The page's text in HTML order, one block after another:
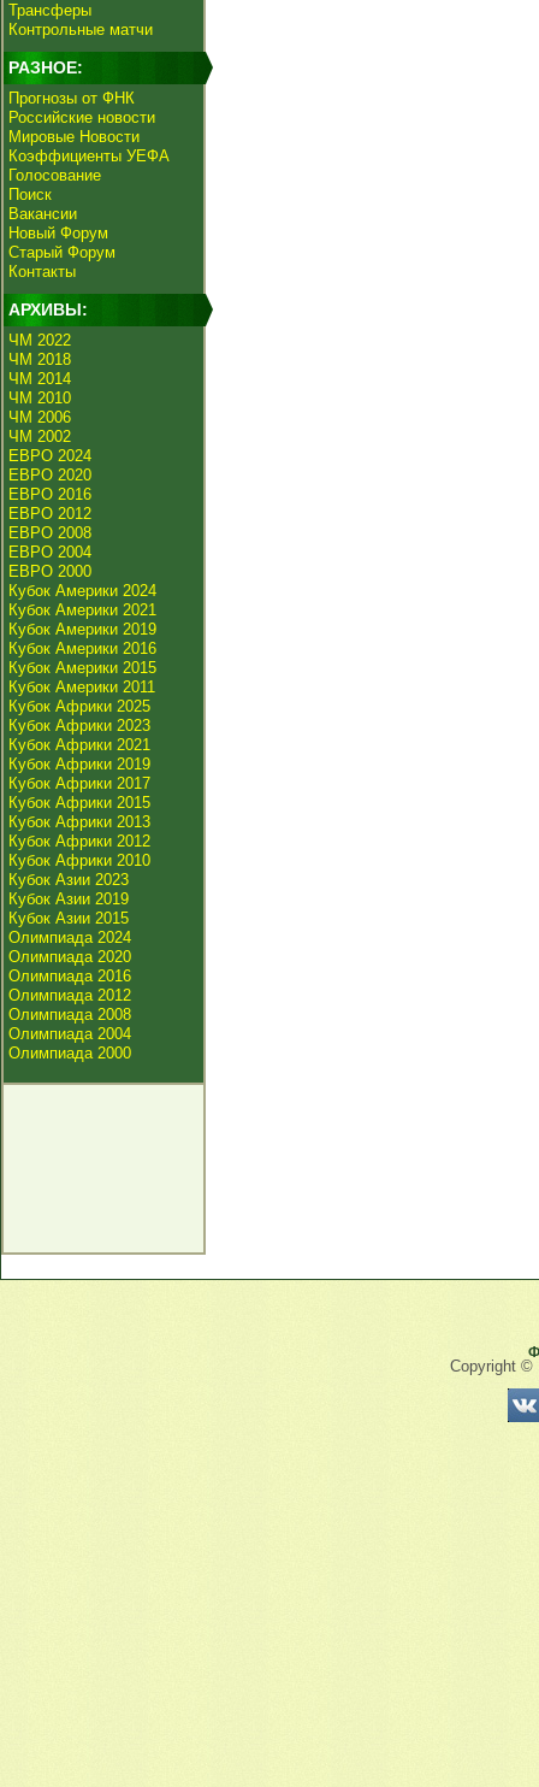
Трансферы
Контрольные матчи
РАЗНОЕ:
Прогнозы от ФНК
Российские новости
Мировые Новости
Коэффициенты УЕФА
Голосование
Поиск
Вакансии
Новый Форум
Старый Форум
Контакты
АРХИВЫ:
ЧМ 2022
ЧМ 2018
ЧМ 2014
ЧМ 2010
ЧМ 2006
ЧМ 2002
ЕВРО 2024
ЕВРО 2020
ЕВРО 2016
ЕВРО 2012
ЕВРО 2008
ЕВРО 2004
ЕВРО 2000
Кубок Америки 2024
Кубок Америки 2021
Кубок Америки 2019
Кубок Америки 2016
Кубок Америки 2015
Кубок Америки 2011
Кубок Африки 2025
Кубок Африки 2023
Кубок Африки 2021
Кубок Африки 2019
Кубок Африки 2017
Кубок Африки 2015
Кубок Африки 2013
Кубок Африки 2012
Кубок Африки 2010
Кубок Азии 2023
Кубок Азии 2019
Кубок Азии 2015
Олимпиада 2024
Олимпиада 2020
Олимпиада 2016
Олимпиада 2012
Олимпиада 2008
Олимпиада 2004
Олимпиада 2000
Copyright ©